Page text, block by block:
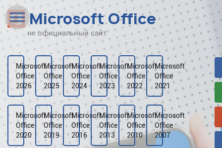
Наверх
Рейтинг
Видео
Галерея
Microsoft Office
не официальный сайт
Microsoft
Office
2026
Microsoft
Office
2025
Microsoft
Office
2024
Microsoft
Office
2023
Microsoft
Office
2022
Microsoft
Office
2021
Microsoft
Office
2020
Microsoft
Office
2019
Microsoft
Office
2016
Microsoft
Office
2013
Microsoft
Office
2010
Microsoft
Office
2007